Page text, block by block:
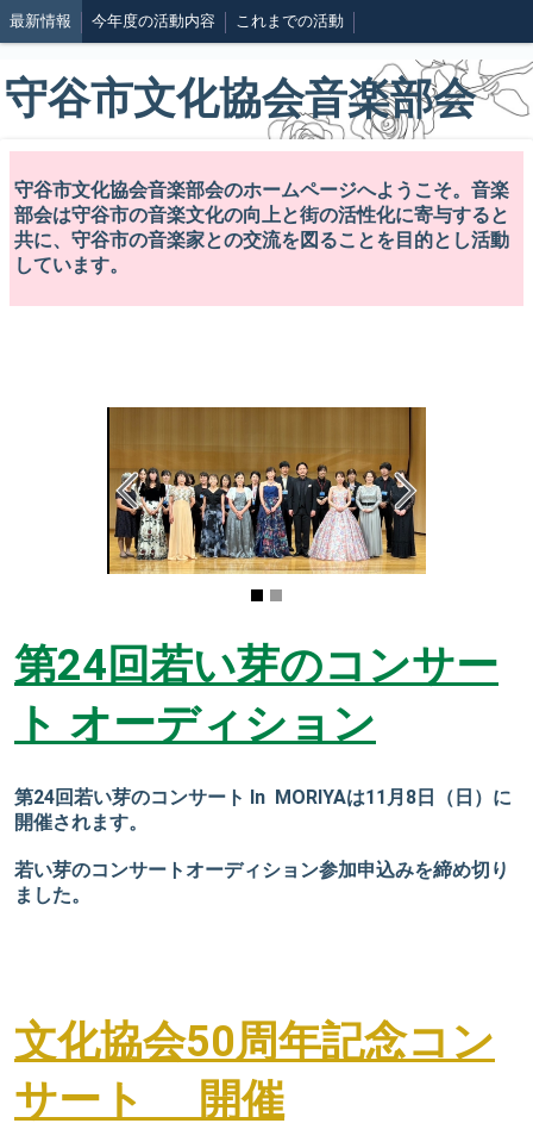
最新情報 今年度の活動内容 これまでの活動
守谷市文化協会音楽部会
守谷市文化協会音楽部会のホームページへようこそ。音楽
部会は守谷市の音楽文化の向上と街の活性化に寄与すると
共に、守谷市の音楽家との交流を図ることを目的とし活動
しています。
第24回若い芽のコンサー
ト オーディション
第24回若い芽のコンサート In MORIYAは11月8日（日）に
開催されます。
若い芽のコンサートオーディション参加申込みを締め切り
ました。
文化協会50周年記念コン
サート 開催